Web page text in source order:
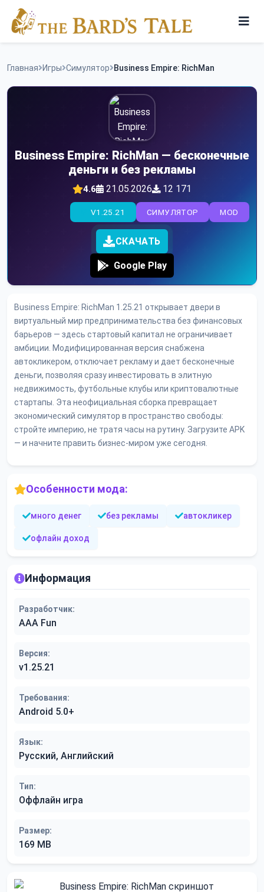
content
Программы
Главная Игры Симулятор Business Empire: RichMan
Business Empire: RichMan — бесконечные
деньги и без рекламы
4.6 21.05.2026 12 171
MOD
СИМУЛЯТОР
V1.25.21
СКАЧАТЬ
Google Play
Business Empire: RichMan 1.25.21 открывает двери в
виртуальный мир предпринимательства без финансовых
барьеров — здесь стартовый капитал не ограничивает
амбиции. Модифицированная версия снабжена
автокликером, отключает рекламу и дает бесконечные
деньги, позволяя сразу инвестировать в элитную
недвижимость, футбольные клубы или криптовалютные
стартапы. Эта неофициальная сборка превращает
экономический симулятор в пространство свободы:
стройте империю, не тратя часы на рутину. Загрузите APK
— и начните править бизнес-миром уже сегодня.
Особенности мода:
много денег без рекламы автокликер
офлайн доход
Информация
Разработчик:
AAA Fun
Версия:
v1.25.21
Требования:
Android 5.0+
Язык:
Русский, Английский
Тип:
Оффлайн игра
Размер:
169 MB